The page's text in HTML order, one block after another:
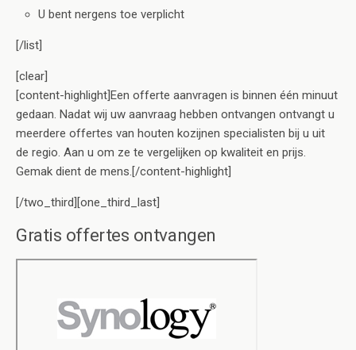
U bent nergens toe verplicht
[/list]
[clear]
[content-highlight]Een offerte aanvragen is binnen één minuut
gedaan. Nadat wij uw aanvraag hebben ontvangen ontvangt u
meerdere offertes van houten kozijnen specialisten bij u uit
de regio. Aan u om ze te vergelijken op kwaliteit en prijs.
Gemak dient de mens.[/content-highlight]
[/two_third][one_third_last]
Gratis offertes ontvangen